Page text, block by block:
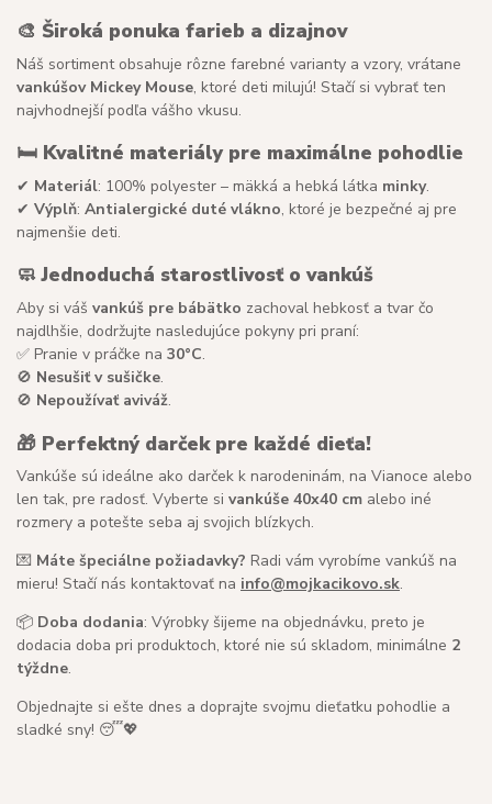
🎨 Široká ponuka farieb a dizajnov
Náš sortiment obsahuje rôzne farebné varianty a vzory, vrátane
vankúšov Mickey Mouse, ktoré deti milujú! Stačí si vybrať ten
najvhodnejší podľa vášho vkusu.
🛏 Kvalitné materiály pre maximálne pohodlie
✔ Materiál: 100% polyester – mäkká a hebká látka minky.
✔ Výplň: Antialergické duté vlákno, ktoré je bezpečné aj pre
najmenšie deti.
🧼Jednoduchá starostlivosť o vankúš
Aby si váš vankúš pre bábätko zachoval hebkosť a tvar čo
najdlhšie, dodržujte nasledujúce pokyny pri praní:
✅ Pranie v práčke na 30°C.
🚫 Nesušiť v sušičke.
🚫 Nepoužívať aviváž.
🎁 Perfektný darček pre každé dieťa!
Vankúše sú ideálne ako darček k narodeninám, na Vianoce alebo
len tak, pre radosť. Vyberte si vankúše 40x40 cm alebo iné
rozmery a potešte seba aj svojich blízkych.
💌 Máte špeciálne požiadavky? Radi vám vyrobíme vankúš na
mieru! Stačí nás kontaktovať na info@mojkacikovo.sk.
📦 Doba dodania: Výrobky šijeme na objednávku, preto je
dodacia doba pri produktoch, ktoré nie sú skladom, minimálne 2
týždne.
Objednajte si ešte dnes a doprajte svojmu dieťatku pohodlie a
sladké sny! 😴💖